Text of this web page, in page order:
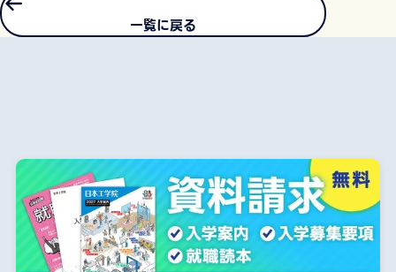
一覧に戻る